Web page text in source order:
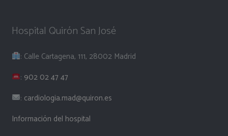
Hospital Quirón San José
: Calle Cartagena, 111, 28002 Madrid
: 902 02 47 47
: cardiologia.mad@quiron.es
Información del hospital